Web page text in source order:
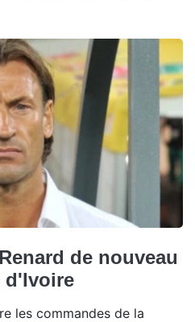
de nouveau
d'Ivoire
les commandes de la